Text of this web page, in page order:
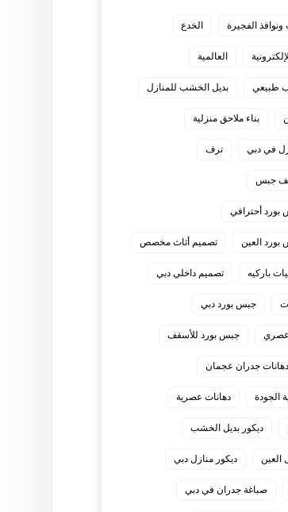
ونوافذ الفجيرة الخدع
العالمية
طبيعي بديل الخشب للمنازل
بناء ملاحق منزلية
في دبي ترف
جبس
أحترافي
العين تصميم أثاث مخصص
باركيه تصميم داخلي دبي
جبس بورد دبي
عصري جبس بورد للأسقف
دهانات جدران عجمان
الجودة دهانات عصرية
ديكور بديل الخشب
العين ديكور منازل دبي
صباغة جدران في دبي